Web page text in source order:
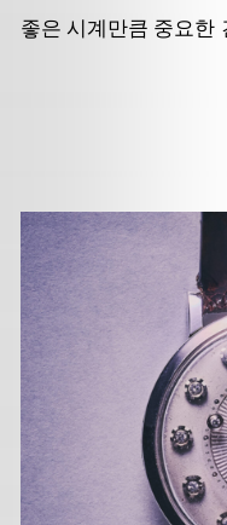
좋은 시계만큼 중요한